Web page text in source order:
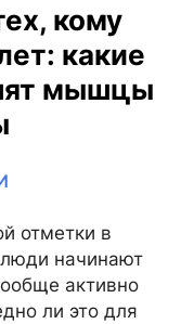
кому
какие
мышцы
отметки в
начинают
активно
ли это для